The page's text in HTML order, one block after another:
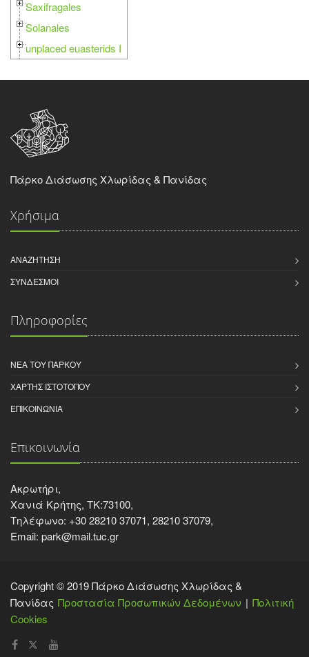
Saxifragales
Solanales
unplaced euasterids I
Πάρκο Διάσωσης Χλωρίδας & Πανίδας
Χρήσιμα
ΑΝΑΖΉΤΗΣΗ
ΣΎΝΔΕΣΜΟΙ
Πληροφορίες
ΝΈΑ ΤΟΥ ΠΆΡΚΟΥ
ΧΆΡΤΗΣ ΙΣΤΌΤΟΠΟΥ
ΕΠΙΚΟΙΝΩΝΊΑ
Επικοινωνία
Ακρωτήρι,
Χανιά Κρήτης, ΤΚ:73100,
Τηλέφωνο: +30 28210 37071, 28210 37079,
Email: park@mail.tuc.gr
Copyright © 2019 Πάρκο Διάσωσης Χλωρίδας &
Πανίδας Προστασία Προσωπικών Δεδομένων
Πολιτική
Cookies